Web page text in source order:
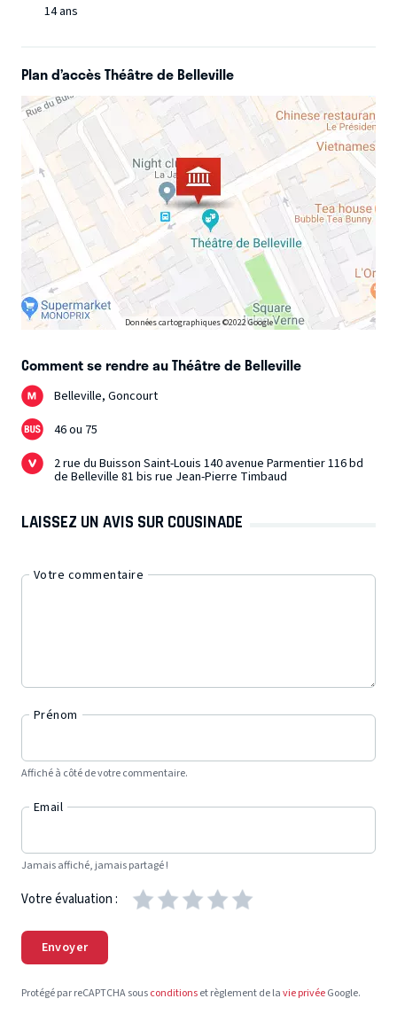
14 ans
Plan d’accès Théâtre de Belleville
Données cartographiques ©2022 Google
Comment se rendre au Théâtre de Belleville
Belleville, Goncourt
46 ou 75
2 rue du Buisson Saint-Louis 140 avenue Parmentier 116 bd
de Belleville 81 bis rue Jean-Pierre Timbaud
LAISSEZ UN AVIS SUR COUSINADE
Votre commentaire
Prénom
Affiché à côté de votre commentaire.
Email
Jamais affiché, jamais partagé !
Votre évaluation :
Envoyer
Protégé par reCAPTCHA sousconditionset règlement de lavie privéeGoogle.